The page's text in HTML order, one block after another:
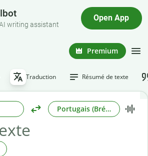
writing assistant
Open App
Premium
Traduction Résumé de texte
Portugais (Brésilien)